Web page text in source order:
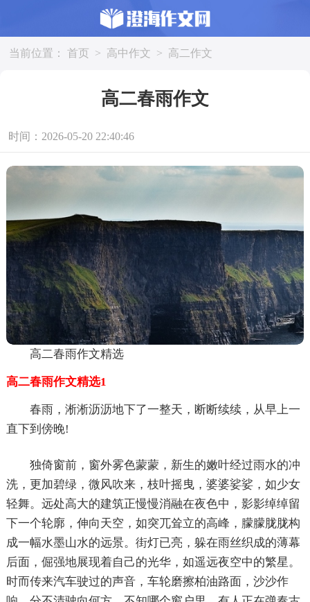
当前位置： 首页 > 高中作文 > 高二作文
高二春雨作文
时间：2026-05-20 22:40:46
高二春雨作文精选
高二春雨作文精选1
春雨，淅淅沥沥地下了一整天，断断续续，从早上一
直下到傍晚!
独倚窗前，窗外雾色蒙蒙，新生的嫩叶经过雨水的冲
洗，更加碧绿，微风吹来，枝叶摇曳，婆婆娑娑，如少女
轻舞。远处高大的建筑正慢慢消融在夜色中，影影绰绰留
下一个轮廓，伸向天空，如突兀耸立的高峰，朦朦胧胧构
成一幅水墨山水的远景。街灯已亮，躲在雨丝织成的薄幕
后面，倔强地展现着自己的光华，如遥远夜空中的繁星。
时而传来汽车驶过的声音，车轮磨擦柏油路面，沙沙作